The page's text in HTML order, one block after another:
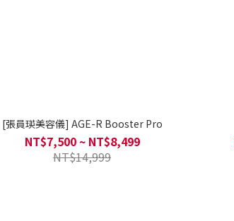
[張員瑛美容儀] AGE-R Booster Pro
NT$7,500 ~ NT$8,499
NT$14,999